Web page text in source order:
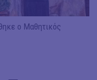
ο Μαθητικός